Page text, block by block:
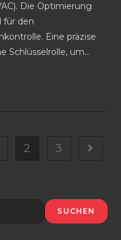
Die Optimierung
für den
Eine präzise
Schlüsselrolle, um…
Seite
2 3 Gehe
SUCHEN